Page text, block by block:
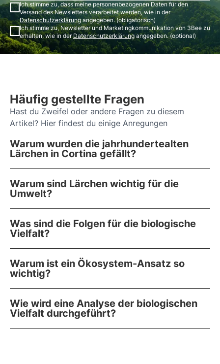
Ich stimme zu, dass meine personenbezogenen Daten für den
Versand des Newsletters verarbeitet werden, wie in der
Datenschutzerklärungangegeben. (obligatorisch)
Ich stimme zu, Newsletter und Marketingkommunikation von 3Bee zu
erhalten, wie in derDatenschutzerklärungangegeben. (optional)
Häufig gestellte Fragen
Hast du Zweifel oder andere Fragen zu diesem
Artikel? Hier findest du einige Anregungen
Warum wurden die jahrhundertealten
Lärchen in Cortina gefällt?
Warum sind Lärchen wichtig für die
Umwelt?
Was sind die Folgen für die biologische
Vielfalt?
Warum ist ein Ökosystem-Ansatz so
wichtig?
Wie wird eine Analyse der biologischen
Vielfalt durchgeführt?